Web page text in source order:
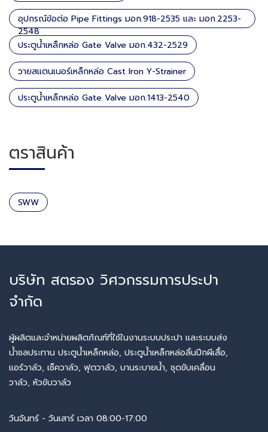
อุปกรณ์ข้อต่อ Pipe Fittings มอก.918-2535 และ มอก.2253-
2548
ประตูน้ำเหล็กหล่อ Gate Valve มอก.432-2529
วายสแตนเนอร์เหล็กหล่อ Cast Iron Y-Strainer
ประตูน้ำเหล็กหล่อ Gate Valve มอก.1413-2540
ตราสินค้า
SWW
บริษัท สตรอง วิศวกรรมการประปา
จำกัด
ผู้ผลิตและจำหน่ายผลิตภัณฑ์ที่ใช้ในงานระบบประปา และระบบส่ง
น้ำชลประทาน ประตูน้ำเหล็กหล่อ, ประตูน้ำเหล็กหล่อลิ้นปีกผีเสื้อ,
แอร์วาล์ว, เช็ควาล์ว, ฟุตวาล์ว, บานระบายน้ำ, ชุดขับเคลื่อน
วาล์ว, หัวขับวาล์ว
วันจันทร์ - วันเสาร์ เวลา 08:00-17:00